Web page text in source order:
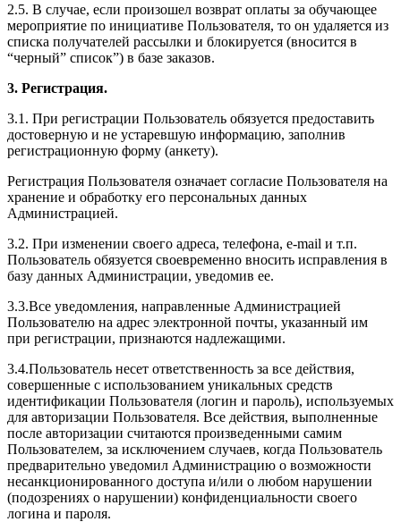
2.5. В случае, если произошел возврат оплаты за обучающее
мероприятие по инициативе Пользователя, то он удаляется из
списка получателей рассылки и блокируется (вносится в
“черный” список”) в базе заказов.
3. Регистрация.
3.1. При регистрации Пользователь обязуется предоставить
достоверную и не устаревшую информацию, заполнив
регистрационную форму (анкету).
Регистрация Пользователя означает согласие Пользователя на
хранение и обработку его персональных данных
Администрацией.
3.2. При изменении своего адреса, телефона, e-mail и т.п.
Пользователь обязуется своевременно вносить исправления в
базу данных Администрации, уведомив ее.
3.3.Все уведомления, направленные Администрацией
Пользователю на адрес электронной почты, указанный им
при регистрации, признаются надлежащими.
3.4.Пользователь несет ответственность за все действия,
совершенные с использованием уникальных средств
идентификации Пользователя (логин и пароль), используемых
для авторизации Пользователя. Все действия, выполненные
после авторизации считаются произведенными самим
Пользователем, за исключением случаев, когда Пользователь
предварительно уведомил Администрацию о возможности
несанкционированного доступа и/или о любом нарушении
(подозрениях о нарушении) конфиденциальности своего
логина и пароля.